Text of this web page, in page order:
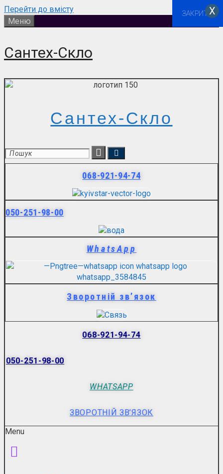
Перейти до вмісту
Меню
Сантех-Скло
Сантех-Скло
068-921-94-74
050-251-98-00
WhatsApp
Зворотній зв’язок
068-921-94-74
050-251-98-00
WHATSAPP
ЗВОРОТНІЙ ЗВ’ЯЗОК
Menu
ЗАКРИТИХ